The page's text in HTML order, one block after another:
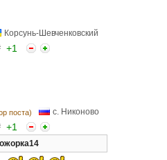
Корсунь-Шевченковский
+1
поста) с. Никоново
+1